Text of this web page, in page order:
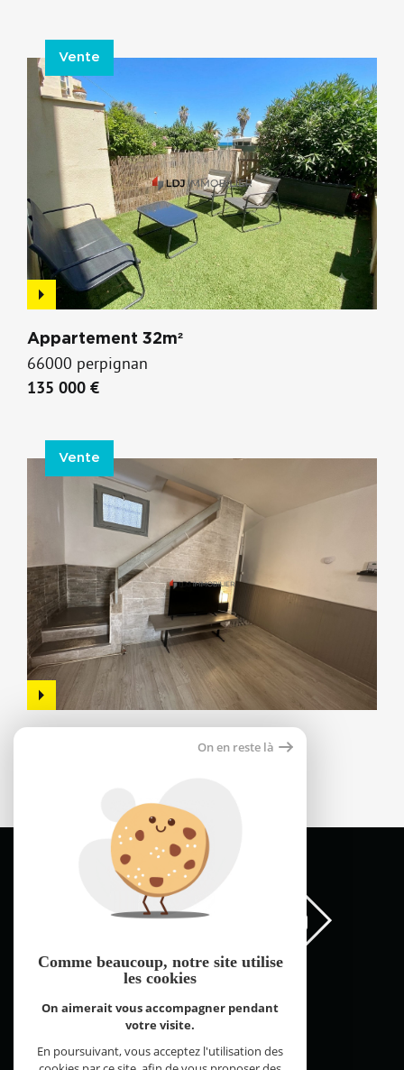
Vente
Appartement 32m²
66000 perpignan
135 000 €
Vente
FNAIM Pyrénées Orientales © 2026 | Tous droits réservés |
Réalisé par
On en reste là
Comme beaucoup, notre site utilise
les cookies
On aimerait vous accompagner pendant
votre visite.
En poursuivant, vous acceptez l'utilisation des